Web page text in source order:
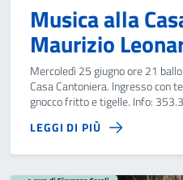
Musica alla
Maurizio
Mercoledì 25 giugno ore 21
Casa Cantoniera. Ingresso con
gnocco fritto e tigelle. Info:
LEGGI DI PIÙ